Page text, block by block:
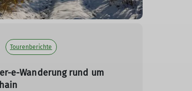
Tourenberichte
e-Wanderung rund um